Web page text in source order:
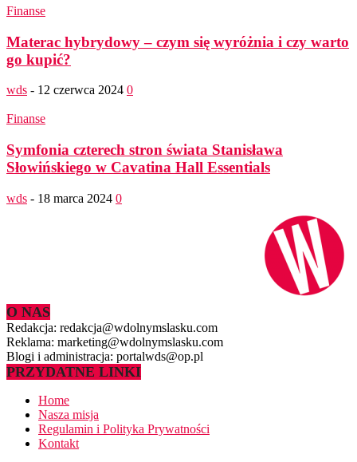
Finanse
Materac hybrydowy – czym się wyróżnia i czy warto
go kupić?
wds - 12 czerwca 2024 0
Finanse
Symfonia czterech stron świata Stanisława
Słowińskiego w Cavatina Hall Essentials
wds - 18 marca 2024 0
O NAS
Redakcja: redakcja@wdolnymslasku.com
Reklama: marketing@wdolnymslasku.com
Blogi i administracja: portalwds@op.pl
PRZYDATNE LINKI
Home
Nasza misja
Regulamin i Polityka Prywatności
Kontakt